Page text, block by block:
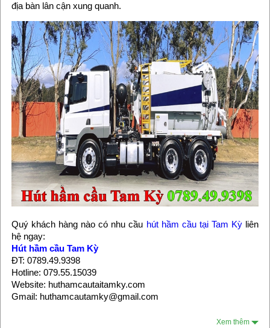
địa bàn lân cận xung quanh.
Quý khách hàng nào có nhu cầu hút hầm cầu tại Tam Kỳ liên
hệ ngay:
Hút hầm cầu Tam Kỳ
ĐT: 0789.49.9398
Hotline: 079.55.15039
Website: huthamcautaitamky.com
Gmail: huthamcautamky@gmail.com
Xem thêm